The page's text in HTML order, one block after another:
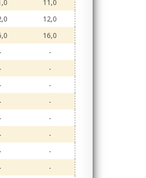
11,0
12,0
16,0
-
-
-
-
-
-
-
-
-
-
-
-
-
-
-
-